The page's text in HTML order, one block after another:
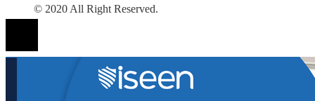
© 2020 All Right Reserved.